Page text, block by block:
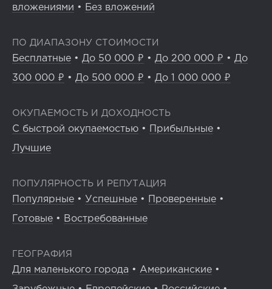
вложениями • Без вложений
ПО ДИАПАЗОНУ СТОИМОСТИ
Бесплатные • До 50 000 ₽ • До 200 000 ₽ • До
300 000 ₽ • До 500 000 ₽ • До 1 000 000 ₽
ОКУПАЕМОСТЬ И ДОХОДНОСТЬ
С быстрой окупаемостью • Прибыльные •
Лучшие
ПОПУЛЯРНОСТЬ И РЕПУТАЦИЯ
Популярные • Успешные • Проверенные •
Готовые • Востребованные
ГЕОГРАФИЯ
Для маленького города • Американские •